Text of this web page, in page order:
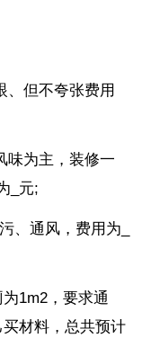
、但不夸张费用
味为主，装修一
_元;
、通风，费用为_
1m2，要求通
材料，总共预计